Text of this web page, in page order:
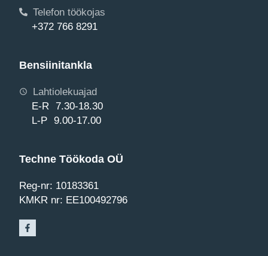
Telefon töökojas
+372 766 8291
Bensiinitankla
Lahtiolekuajad
E-R 7.30-18.30
L-P 9.00-17.00
Techne Töökoda OÜ
Reg-nr: 10183361
KMKR nr: EE100492796